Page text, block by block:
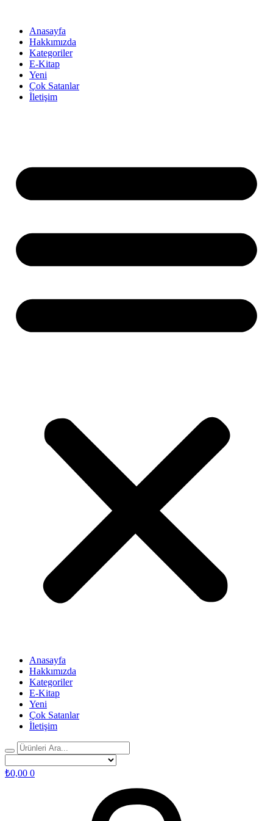
Anasayfa
Hakkımızda
Kategoriler
E-Kitap
Yeni
Çok Satanlar
İletişim
Anasayfa
Hakkımızda
Kategoriler
E-Kitap
Yeni
Çok Satanlar
İletişim
₺0,00 0